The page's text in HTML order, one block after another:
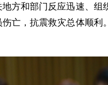
方和部门反应迅速、
亡，抗震救灾总体顺